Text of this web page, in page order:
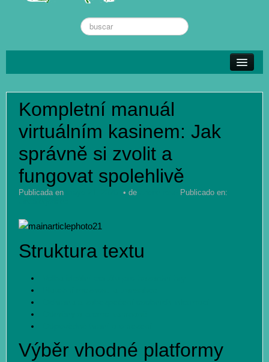
HABITACIONES
OTROS SERVICIOS
GALERIA
CONTACTO
Kompletní manuál
virtuálním kasinem: Jak
správně si zvolit a
fungovat spolehlivě
Publicada en de
Publicado en:
Struktura textu
Výběr vhodné platformy